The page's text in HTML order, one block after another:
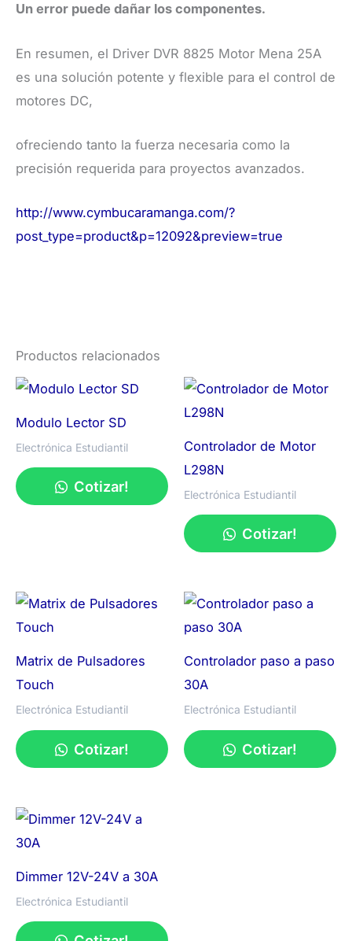
Un error puede dañar los componentes.
En resumen, el Driver DVR 8825 Motor Mena 25A
es una solución potente y flexible para el control de
motores DC,
ofreciendo tanto la fuerza necesaria como la
precisión requerida para proyectos avanzados.
http://www.cymbucaramanga.com/?
post_type=product&p=12092&preview=true
Productos relacionados
Modulo Lector SD
Electrónica Estudiantil
Cotizar!
Controlador de Motor
L298N
Electrónica Estudiantil
Cotizar!
Matrix de Pulsadores
Touch
Electrónica Estudiantil
Cotizar!
Controlador paso a paso
30A
Electrónica Estudiantil
Cotizar!
Dimmer 12V-24V a 30A
Electrónica Estudiantil